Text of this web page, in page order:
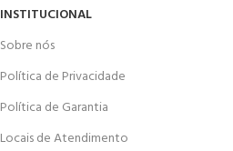
INSTITUCIONAL
Sobre nós
Política de Privacidade
Política de Garantia
Locais de Atendimento